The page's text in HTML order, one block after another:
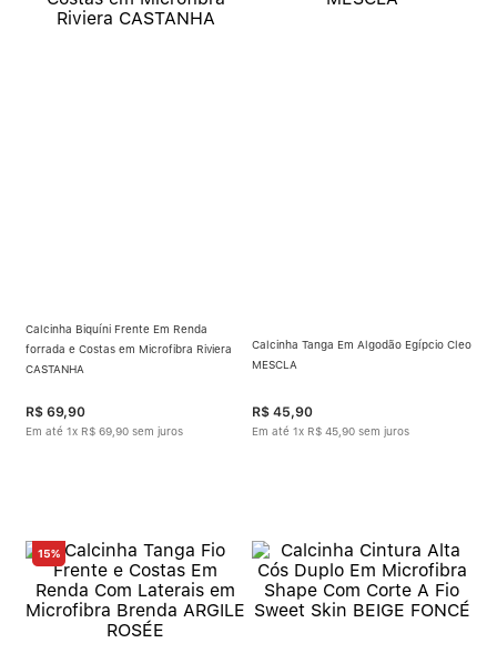
Calcinha Biquíni Frente Em Renda
forrada e Costas em Microfibra Riviera
CASTANHA
R$ 69,90
Em até 1x R$ 69 90 sem juros
Calcinha Tanga Em Algodão Egípcio Cleo
MESCLA
R$ 45,90
Em até 1x R$ 45 90 sem juros
15%